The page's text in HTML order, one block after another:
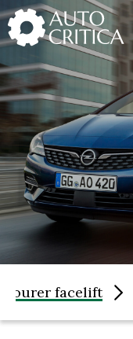
Skip
to
content
Tourer facelift